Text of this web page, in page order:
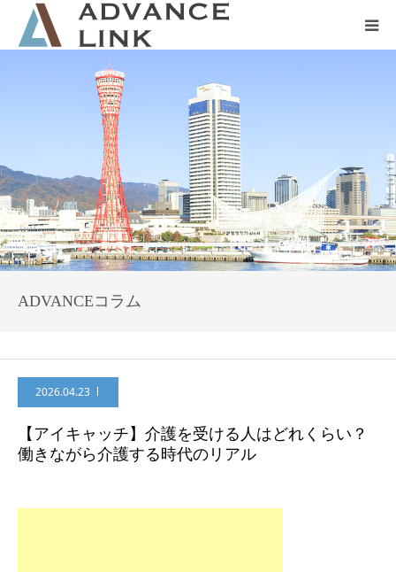
ADVANCEコラム
2026.04.23
【アイキャッチ】介護を受ける人はどれくらい？
働きながら介護する時代のリアル
会社概要
ネット保険
事業保険